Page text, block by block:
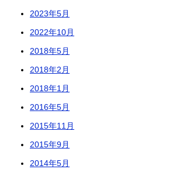
2023年5月
2022年10月
2018年5月
2018年2月
2018年1月
2016年5月
2015年11月
2015年9月
2014年5月